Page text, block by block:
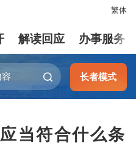
繁体
解读回应 办事服务
长者模式
当符合什么条